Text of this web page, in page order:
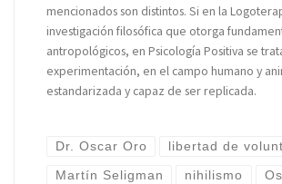
mencionados son distintos. Si en la
investigación filosófica que otorga
antropológicos, en Psicología Positiva se
experimentación, en el campo humano y
estandarizada y capaz de ser replicada.
Dr. Oscar Oro libertad de
Martín Seligman nihilismo